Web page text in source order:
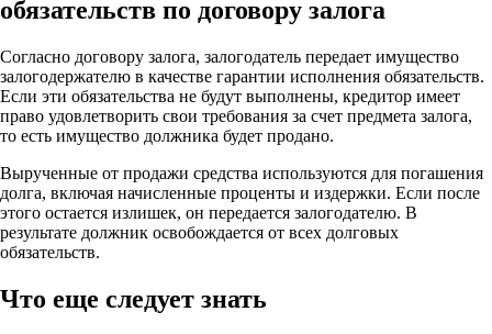
обязательств по договору залога
Согласно договору залога, залогодатель передает имущество
залогодержателю в качестве гарантии исполнения обязательств.
Если эти обязательства не будут выполнены, кредитор имеет
право удовлетворить свои требования за счет предмета залога,
то есть имущество должника будет продано.
Вырученные от продажи средства используются для погашения
долга, включая начисленные проценты и издержки. Если после
этого остается излишек, он передается залогодателю. В
результате должник освобождается от всех долговых
обязательств.
Что еще следует знать